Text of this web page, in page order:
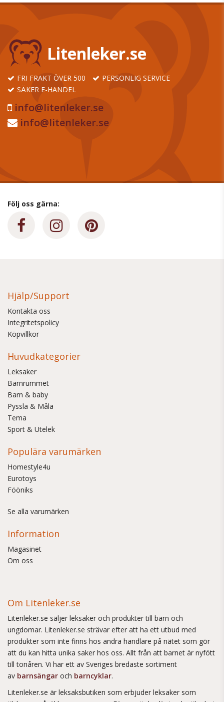
Litenleker.se
FRI FRAKT ÖVER 500
PERSONLIG SERVICE
SÄKER E-HANDEL
info@litenleker.se
info@litenleker.se
Följ oss gärna:
Hjälp/Support
Kontakta oss
Integritetspolicy
Köpvillkor
Huvudkategorier
Leksaker
Barnrummet
Barn & baby
Pyssla & Måla
Tema
Sport & Utelek
Populära varumärken
Homestyle4u
Eurotoys
Fööniks
Se alla varumärken
Information
Magasinet
Om oss
Om Litenleker.se
Litenleker.se säljer leksaker och produkter till barn och
ungdomar. Litenleker.se strävar efter att ha ett utbud med
produkter som inte finns hos andra handlare på nätet som gör
att du kan hitta unika saker hos oss. Allt från att barnet är nyfött
till tonåren. Vi har ett av Sveriges bredaste sortiment
av barnsängar och barncyklar.
Litenleker.se är leksaksbutiken som erbjuder leksaker som